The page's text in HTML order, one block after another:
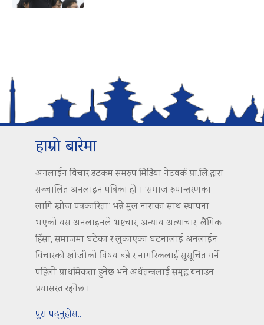
हाम्रो बारेमा
अनलाईन विचार डटकम समरुप मिडिया नेटवर्क प्रा.लि.द्वारा
सञ्चालित अनलाइन पत्रिका हो । ‘समाज रुपान्तरणका
लागि खोज पत्रकारिता’ भन्ने मुल नाराका साथ स्थापना
भएको यस अनलाइनले भ्रष्टचार, अन्याय अत्याचार, लैंगिक
हिंसा, समाजमा घटेका र लुकाएका घटनालाई अनलाईन
विचारको खोजीको विषय बन्ने र नागरिकलाई सुसूचित गर्ने
पहिलो प्राथमिकता हुनेछ भने अर्थतन्त्रलाई समृद्ध बनाउन
प्रयासरत रहनेछ ।
पुरा पढ्नुहोस..